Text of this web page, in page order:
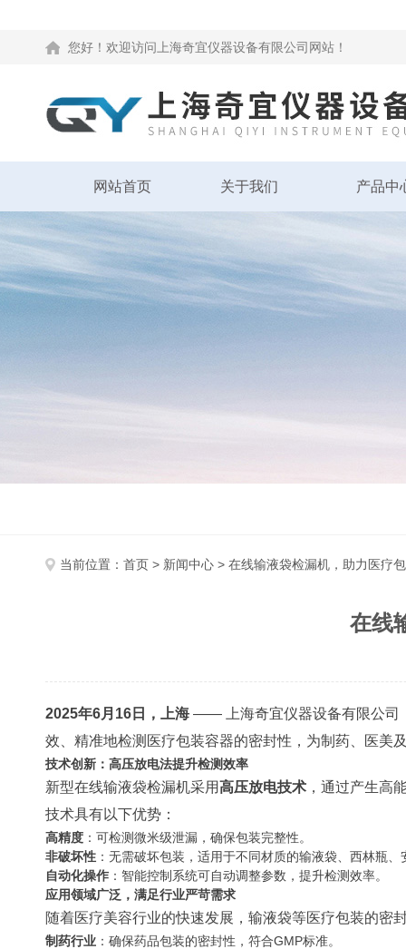
您好！欢迎访问上海奇宜仪器设备有限公司网站！
网站首页 关于我们 产品中
当前位置： 首页 > 新闻中心 > 在线输液袋检漏机，助力医疗
在线
2025年6月16日，上海 —— 上海奇宜仪器设备有限公司
效、精准地检测医疗包装容器的密封性，为制药、医美
技术创新：高压放电法提升检测效率
新型在线输液袋检漏机采用高压放电技术 ，通过产生高
技术具有以下优势：
高精度 ：可检测微米级泄漏，确保包装完整性。
非破坏性 ：无需破坏包装，适用于不同材质的输液袋、西林瓶、
自动化操作 ：智能控制系统可自动调整参数，提升检测效率。
应用领域广泛，满足行业严苛需求
随着医疗美容行业的快速发展，输液袋等医疗包装的密
制药行业 ：确保药品包装的密封性，符合GMP标准。